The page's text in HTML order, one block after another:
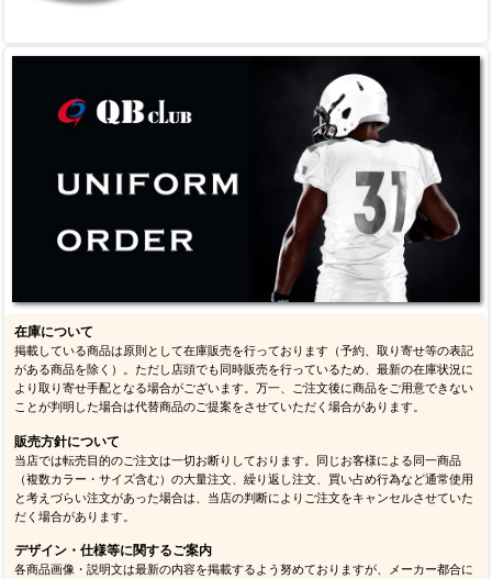
在庫について
掲載している商品は原則として在庫販売を行っております（予約、取り寄せ等の表記
がある商品を除く）。ただし店頭でも同時販売を行っているため、最新の在庫状況に
より取り寄せ手配となる場合がございます。万一、ご注文後に商品をご用意できない
ことが判明した場合は代替商品のご提案をさせていただく場合があります。
販売方針について
当店では転売目的のご注文は一切お断りしております。同じお客様による同一商品
（複数カラー・サイズ含む）の大量注文、繰り返し注文、買い占め行為など通常使用
と考えづらい注文があった場合は、当店の判断によりご注文をキャンセルさせていた
だく場合があります。
デザイン・仕様等に関するご案内
各商品画像・説明文は最新の内容を掲載するよう努めておりますが、メーカー都合に